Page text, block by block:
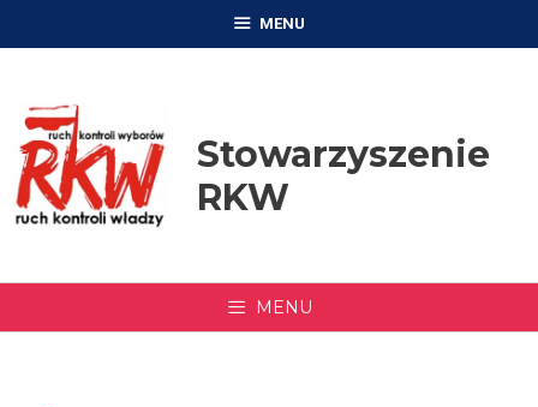
MENU
Stowarzyszenie
RKW
MENU